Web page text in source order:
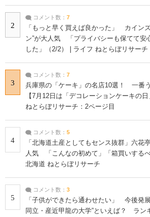
2
コメント数： 7
「もっと早く買えば良かった」 カイン
ン”が大人気 「プライバシーも保てて安
した」（2/2） | ライフ ねとらぼリサーチ
3
コメント数： 7
兵庫県の「ケーキ」の名店10選！ 一番
【7月12日は「デコレーションケーキの
ねとらぼリサーチ：2ページ目
4
コメント数： 5
「北海道土産としてもセンス抜群」六花
人気 「こんなの初めて」「箱買いするべ
北海道 ねとらぼリサーチ
5
コメント数： 3
「子供ができたら通わせたい」 今後発
同立・産近甲龍の大学”といえば？ ラン